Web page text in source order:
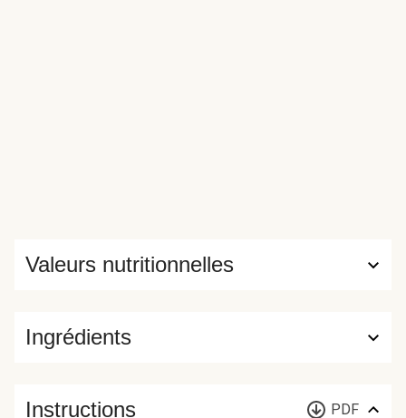
Ingrédients
Valeurs nutritionnelles
Instructions PDF